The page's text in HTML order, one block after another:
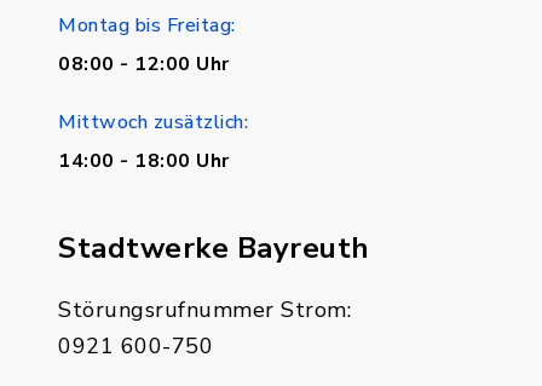
Montag bis Freitag:
08:00 - 12:00 Uhr
Mittwoch zusätzlich:
14:00 - 18:00 Uhr
Stadtwerke Bayreuth
Störungsrufnummer Strom:
0921 600-750